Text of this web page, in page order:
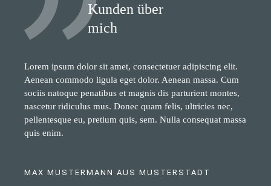
Kunden über
mich
Lorem ipsum dolor sit amet, consectetuer adipiscing elit.
Aenean commodo ligula eget dolor. Aenean massa. Cum
sociis natoque penatibus et magnis dis parturient montes,
nascetur ridiculus mus. Donec quam felis, ultricies nec,
pellentesque eu, pretium quis, sem. Nulla consequat massa
quis enim.
MAX MUSTERMANN AUS MUSTERSTADT